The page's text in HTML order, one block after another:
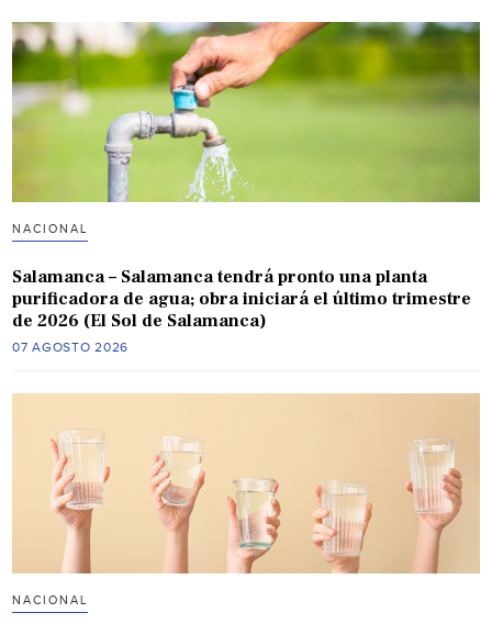
NACIONAL
Salamanca – Salamanca tendrá pronto una planta
purificadora de agua; obra iniciará el último trimestre
de 2026 (El Sol de Salamanca)
07 AGOSTO 2026
NACIONAL